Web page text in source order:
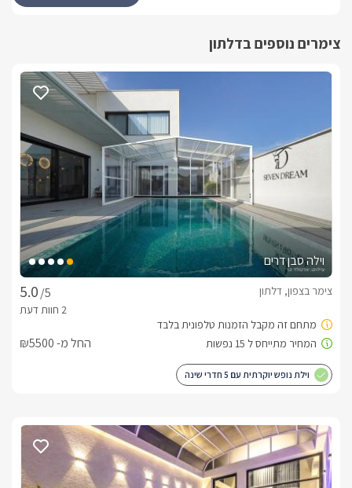
בטבע, יקבים בגליל, מסעדות משובחות.מעוניינים במסאז'? ניתן
מה תמצאו בסוויטות?
סוויטת אינפיניטי: כוללת שני חדרי שינה מרווחים, סלון מרכזי, ובכל
סוויטת אינפיניטי S: חלל מרכזי עם מיטה זוגית מעוצבת, לצד חדר
שינה נוסף עם שירותים ומקלחת נפרדים – מתאים במיוחד לזוגות או
פלטה, מיחם, טוסטר ובר מים
האם המתחם מתאים לימי החורף?
לכל סוויטה בריכת שחייה פרטית מפנקת ומחוממת
צימרים נוספים בדלתון
וילה סבן דרים
/5
צימר בצפון, דלתון
החל מ- ₪5500
וילת נופש יוקרתית עם 5 חדרי שינה